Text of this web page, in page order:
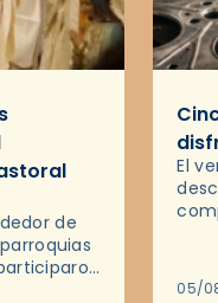
de
El
05/